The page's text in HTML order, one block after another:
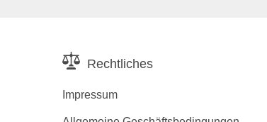
Rechtliches
Impressum